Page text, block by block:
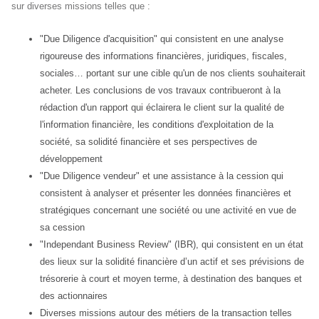
sur diverses missions telles que :
"Due Diligence d'acquisition" qui consistent en une analyse
rigoureuse des informations financières, juridiques, fiscales,
sociales… portant sur une cible qu'un de nos clients souhaiterait
acheter. Les conclusions de vos travaux contribueront à la
rédaction d'un rapport qui éclairera le client sur la qualité de
l'information financière, les conditions d'exploitation de la
société, sa solidité financière et ses perspectives de
développement
"Due Diligence vendeur" et une assistance à la cession qui
consistent à analyser et présenter les données financières et
stratégiques concernant une société ou une activité en vue de
sa cession
"Independant Business Review" (IBR), qui consistent en un état
des lieux sur la solidité financière d’un actif et ses prévisions de
trésorerie à court et moyen terme, à destination des banques et
des actionnaires
Diverses missions autour des métiers de la transaction telles